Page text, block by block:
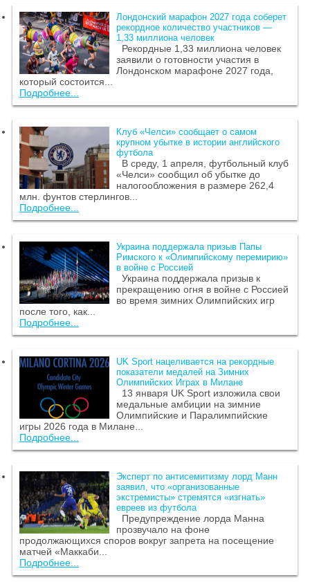
Лондонский марафон 2027 года соберет
рекордное количество участников —
1,33 миллиона человек
Рекордные 1,33 миллиона человек
заявили о готовности участия в
Лондонском марафоне 2027 года,
который состоится...
Подробнее...
Клуб «Челси» сообщает о самом
крупном убытке в истории английского
футбола
В среду, 1 апреля, футбольный клуб
«Челси» сообщил об убытке до
налогообложения в размере 262,4
млн. фунтов стерлингов...
Подробнее...
Украина поддержала призыв Папы
Римского к «Олимпийскому перемирию»
в войне с Россией
Украина поддержала призыв к
прекращению огня в войне с Россией
во время зимних Олимпийских игр
после того, как...
Подробнее...
UK Sport нацеливается на рекордные
показатели медалей на Зимних
Олимпийских Играх в Милане
13 января UK Sport изложила свои
медальные амбиции на зимние
Олимпийские и Паралимпийские
игры 2026 года в Милане...
Подробнее...
Эксперт по антисемитизму лорд Манн
заявил, что «организованные
экстремисты» стремятся «изгнать»
евреев из футбола
Предупреждение лорда Манна
прозвучало на фоне
продолжающихся споров вокруг запрета на посещение
матчей «Маккаби...
Подробнее...